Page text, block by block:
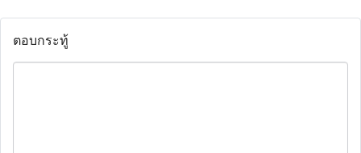
ตอบกระทู้